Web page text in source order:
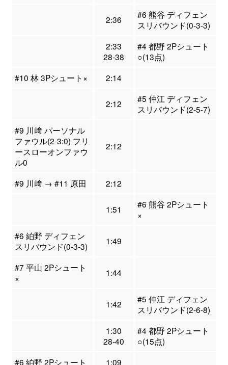
2:36
#6 熊谷 ディフェン
スリバウンド(0-3-3)
2:33
28-38
#4 都野 2Pシュート
○(13点)
#10 林 3Pシュート×
2:14
2:12
#5 仲江 ディフェン
スリバウンド(2-5-7)
#9 川﨑 パーソナル
ファウル(2-3:0) フリ
ースローオンファウ
ル0
2:12
#9 川﨑 → #11 原田 2:12
1:51
#6 熊谷 2Pシュート
×
#6 絈野 ディフェン
スリバウンド(0-3-3)
1:49
#7 平山 2Pシュート
×
1:44
1:42
#5 仲江 ディフェン
スリバウンド(2-6-8)
1:30
28-40
#4 都野 2Pシュート
○(15点)
#6 絈野 2Pシュート
1:09